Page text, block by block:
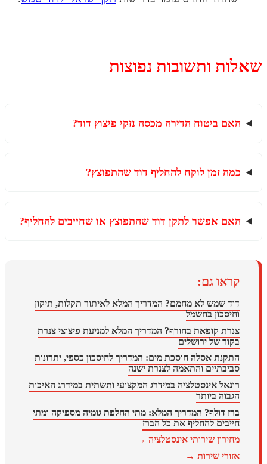
ותשובות נפוצות
ביטוח הדירה מכסה נזקי פיצוץ דוד?
זמן לוקח להחליף דוד שהתפוצץ?
אפשר לתקן דוד שהתפוצץ או שחייבים להחליף?
גם:
שמש לא מחמם? המדריך המלא לאיתור תקלות, תיקון
בחשמל
קופאת בחורף? המדריך המלא למניעת פיצוצי צנרת
של ירושלים
אסלה חוסכת מים: המדריך לחיסכון כספי, יתרונות
והתאמה לצנרת ישנה
אינסטלציה במידרג המקצועי ותשתית במידרג האיכות
ביותר
דולף? המדריך המלא: מתי החלפת גומיה מספיקה ומתי
להחליף את כל הברז
שירותי אינסטלציה →
שירות →